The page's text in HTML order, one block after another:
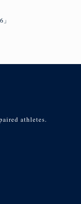
athletes.